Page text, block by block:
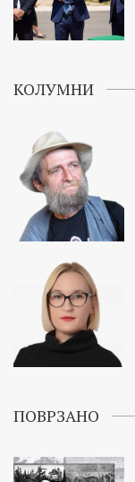
КОЛУМНИ
ПОВРЗАНО